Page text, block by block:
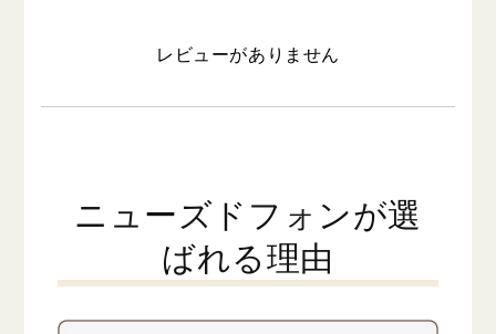
レビューがありません
ニューズドフォンが選
ばれる理由